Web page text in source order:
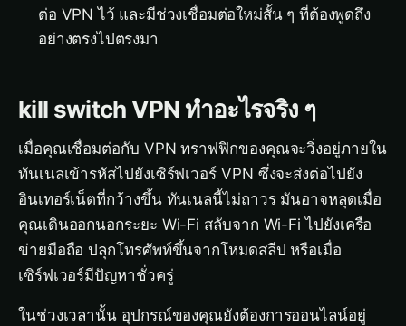
ต่อ VPN ไว้ และมีช่วงเชื่อมต่อใหม่สั้น ๆ ที่ต้องพูดถึง
อย่างตรงไปตรงมา
kill switch VPN ทำอะไรจริง ๆ
เมื่อคุณเชื่อมต่อกับ VPN ทราฟฟิกของคุณจะวิ่งอยู่ภายใน
ทันเนลเข้ารหัสไปยังเซิร์ฟเวอร์ VPN ซึ่งจะส่งต่อไปยัง
อินเทอร์เน็ตที่กว้างขึ้น ทันเนลนี้ไม่ถาวร มันอาจหลุดเมื่อ
คุณเดินออกนอกระยะ Wi-Fi สลับจาก Wi-Fi ไปยังเครือ
ข่ายมือถือ ปลุกโทรศัพท์ขึ้นจากโหมดสลีป หรือเมื่อ
เซิร์ฟเวอร์มีปัญหาชั่วครู่
ในช่วงเวลานั้น อุปกรณ์ของคุณยังต้องการออนไลน์อยู่